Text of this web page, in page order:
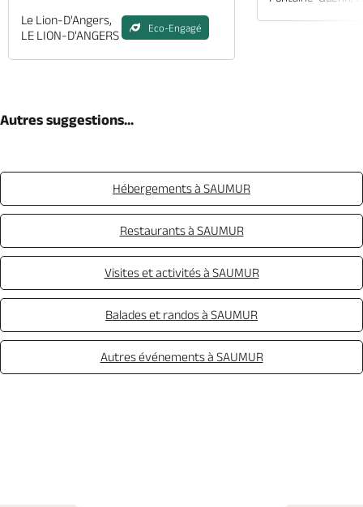
Le Lion-D'Angers,
LE LION-D'ANGERS
Eco-Engagé
Autres suggestions...
Hébergements à SAUMUR
Restaurants à SAUMUR
Visites et activités à SAUMUR
Balades et randos à SAUMUR
Autres événements à SAUMUR